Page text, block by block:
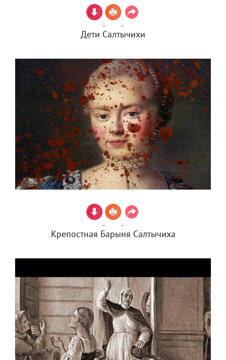
Дети Салтычихи
Крепостная Барыня Салтычиха